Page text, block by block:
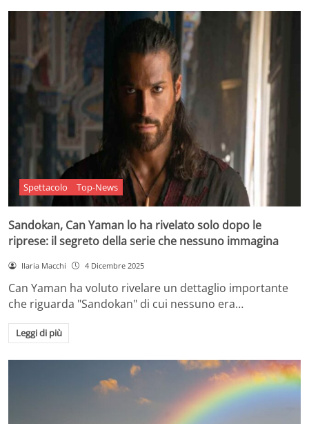
Spettacolo Top-News
Sandokan, Can Yaman lo ha rivelato solo dopo le
riprese: il segreto della serie che nessuno immagina
Ilaria Macchi 4 Dicembre 2025
Can Yaman ha voluto rivelare un dettaglio importante
che riguarda "Sandokan" di cui nessuno era…
Leggi di più